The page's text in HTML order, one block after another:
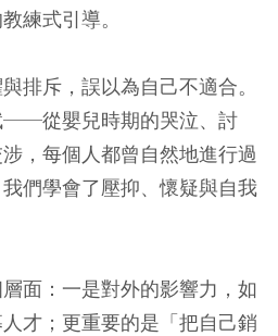
練式引導。
排斥，誤以為自己不適合。
──從嬰兒時期的哭泣、討
，每個人都曾自然地進行過
們學會了壓抑、懷疑與自我
面：一是對外的影響力，如
才；更重要的是「把自己銷